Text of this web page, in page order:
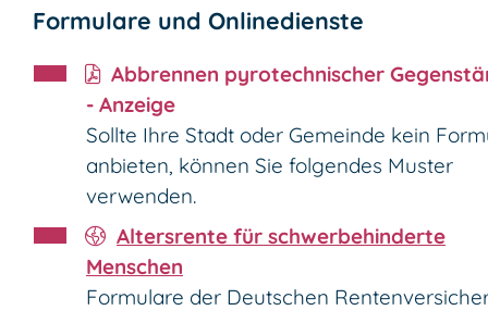
Formulare und Onlinedienste
Abbrennen pyrotechnischer
- Anzeige
Sollte Ihre Stadt oder Gemeinde kein
anbieten, können Sie folgendes Muster
verwenden.
Altersrente für schwerbehinderte
Menschen
Formulare der Deutschen